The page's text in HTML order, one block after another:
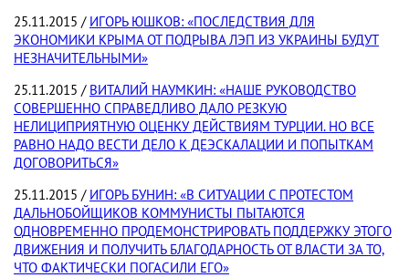
25.11.2015 / ИГОРЬ ЮШКОВ: «ПОСЛЕДСТВИЯ ДЛЯ
ЭКОНОМИКИ КРЫМА ОТ ПОДРЫВА ЛЭП ИЗ УКРАИНЫ БУДУТ
НЕЗНАЧИТЕЛЬНЫМИ»
25.11.2015 / ВИТАЛИЙ НАУМКИН: «НАШЕ РУКОВОДСТВО
СОВЕРШЕННО СПРАВЕДЛИВО ДАЛО РЕЗКУЮ
НЕЛИЦИПРИЯТНУЮ ОЦЕНКУ ДЕЙСТВИЯМ ТУРЦИИ. НО ВСЕ
РАВНО НАДО ВЕСТИ ДЕЛО К ДЕЭСКАЛАЦИИ И ПОПЫТКАМ
ДОГОВОРИТЬСЯ»
25.11.2015 / ИГОРЬ БУНИН: «В СИТУАЦИИ С ПРОТЕСТОМ
ДАЛЬНОБОЙЩИКОВ КОММУНИСТЫ ПЫТАЮТСЯ
ОДНОВРЕМЕННО ПРОДЕМОНСТРИРОВАТЬ ПОДДЕРЖКУ ЭТОГО
ДВИЖЕНИЯ И ПОЛУЧИТЬ БЛАГОДАРНОСТЬ ОТ ВЛАСТИ ЗА ТО,
ЧТО ФАКТИЧЕСКИ ПОГАСИЛИ ЕГО»